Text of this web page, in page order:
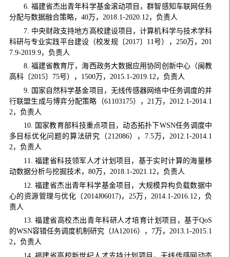
6. 福建省杰出青年科学基金滚动项目，群智感知车联网任务
分配与数据融合策略，40万，2018.1-2020.12，负责人
7. 中央财政支持地方高校建设项目，计算机科学与技术学科
科研与专业实践平台建设（校发规〔2017〕11号），250万，201
7.9-2019.9，负责人
8. 福建省教育厅，海西政务大数据应用协同创新中心（闽教
高科〔2015〕75号），1500万，2015.1-2019.12，负责人
9. 国家自然科学基金项目，无线传感器网络中任务调度的并
行联盟生成与博弈分配策略（61103175），21万，2012.1-2014.1
2，负责人
10. 国家教育部科技重点项目，动态拓扑下WSN任务调度中
多目标优化问题的算法研究（212086），7.5万，2012.1-2014.1
2，负责人
11. 福建省科技领军人才计划项目，基于实时计算的海量移
动数据分析与挖掘技术，80万，2018.1-2021.12，负责人
12. 福建省杰出青年科学基金项目，大规模异构负载数据中
心的资源管理与优化（2014J06017)，25万，2014.1-2016.12，负
责人
13. 福建省高校杰出青年科研人才培育计划项目，基于QoS
的WSN容错任务调度机制研究（JA12016），7万，2013.1-2015.1
2，负责人